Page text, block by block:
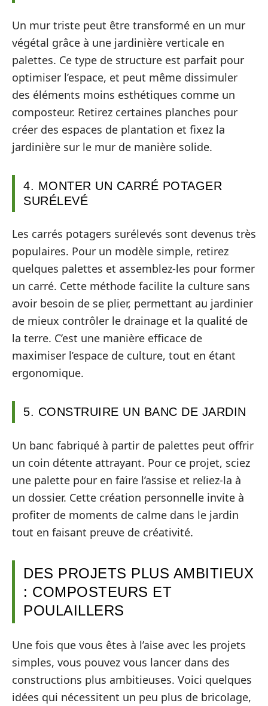
Un mur triste peut être transformé en un mur
végétal grâce à une jardinière verticale en
palettes. Ce type de structure est parfait pour
optimiser l’espace, et peut même dissimuler
des éléments moins esthétiques comme un
composteur. Retirez certaines planches pour
créer des espaces de plantation et fixez la
jardinière sur le mur de manière solide.
4. MONTER UN CARRÉ POTAGER
SURÉLEVÉ
Les carrés potagers surélevés sont devenus très
populaires. Pour un modèle simple, retirez
quelques palettes et assemblez-les pour former
un carré. Cette méthode facilite la culture sans
avoir besoin de se plier, permettant au jardinier
de mieux contrôler le drainage et la qualité de
la terre. C’est une manière efficace de
maximiser l’espace de culture, tout en étant
ergonomique.
5. CONSTRUIRE UN BANC DE JARDIN
Un banc fabriqué à partir de palettes peut offrir
un coin détente attrayant. Pour ce projet, sciez
une palette pour en faire l’assise et reliez-la à
un dossier. Cette création personnelle invite à
profiter de moments de calme dans le jardin
tout en faisant preuve de créativité.
DES PROJETS PLUS AMBITIEUX
: COMPOSTEURS ET
POULAILLERS
Une fois que vous êtes à l’aise avec les projets
simples, vous pouvez vous lancer dans des
constructions plus ambitieuses. Voici quelques
idées qui nécessitent un peu plus de bricolage,